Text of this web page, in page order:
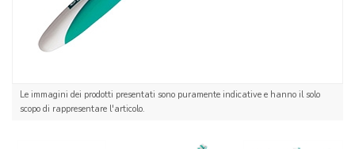
Le immagini dei prodotti presentati sono puramente indicative e hanno il solo
scopo di rappresentare l'articolo.